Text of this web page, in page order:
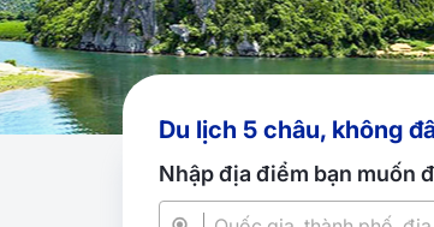
Du lịch 5 châu, không
Nhập địa điểm bạn muốn